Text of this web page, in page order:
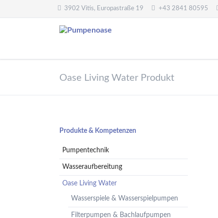
3902 Vitis, Europastraße 19 +43 2841 80595
Oberwasserpumpen
Unterwasserpumpen
Spielplatzpumpen
Gartenpumpen
Regenwassernutzung
Teichreinigung
Frequenzumformer
Wasserfilter,
Messgeräte
Oase Living Water Produkt
Navigation
Produkte & Kompetenzen
Pumpentechnik
Wasseraufbereitung
Oase Living Water
Wasserspiele & Wasserspielpumpen
Filterpumpen & Bachlaufpumpen